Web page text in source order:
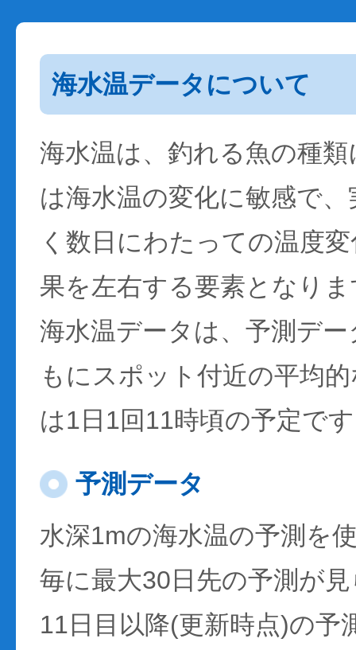
海水温データについて
海水温は、釣れる魚の種
は海水温の変化に敏感で
く数日にわたっての温度
果を左右する要素となり
海水温データは、予測デ
もにスポット付近の平均
は1日1回11時頃の予定で
予測データ
水深1mの海水温の予測を
毎に最大30日先の予測が
11日目以降(更新時点)の予